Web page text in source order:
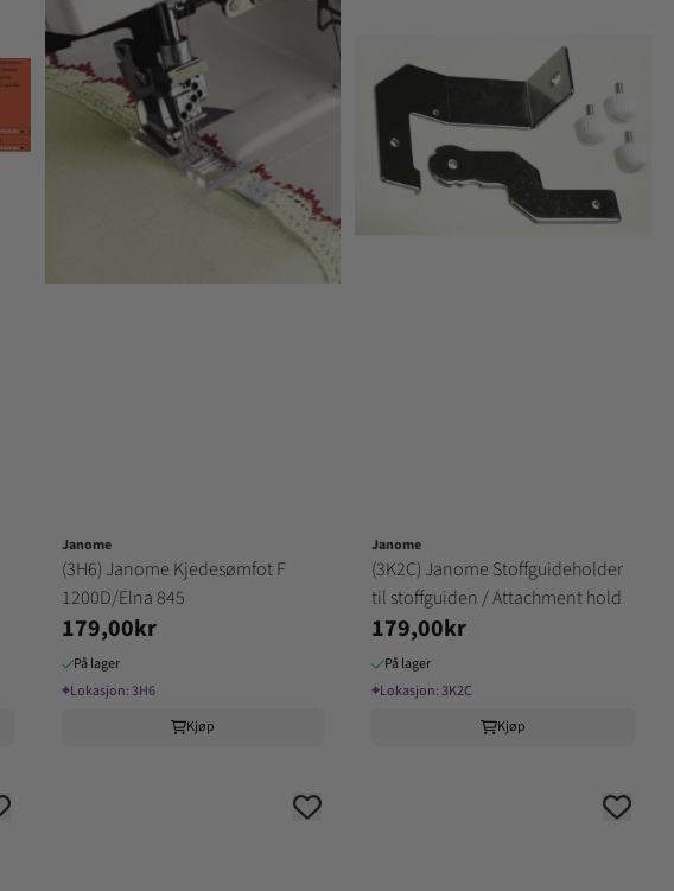
Janome
(3H6) Janome Kjedesømfot F
1200D/Elna 845
179,00kr
På lager
⌖Lokasjon: 3H6
Kjøp
Janome
(3K2C) Janome Stoffguideholder
til stoffguiden / Attachment hold
179,00kr
På lager
⌖Lokasjon: 3K2C
Kjøp